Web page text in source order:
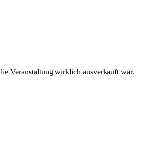
Veranstaltung wirklich ausverkauft war.